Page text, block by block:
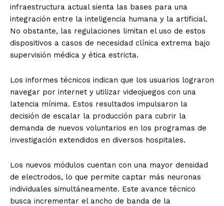
infraestructura actual sienta las bases para una
integración entre la inteligencia humana y la artificial.
No obstante, las regulaciones limitan el uso de estos
dispositivos a casos de necesidad clínica extrema bajo
supervisión médica y ética estricta.
Los informes técnicos indican que los usuarios lograron
navegar por internet y utilizar videojuegos con una
latencia mínima. Estos resultados impulsaron la
decisión de escalar la producción para cubrir la
demanda de nuevos voluntarios en los programas de
investigación extendidos en diversos hospitales.
Los nuevos módulos cuentan con una mayor densidad
de electrodos, lo que permite captar más neuronas
individuales simultáneamente. Este avance técnico
busca incrementar el ancho de banda de la